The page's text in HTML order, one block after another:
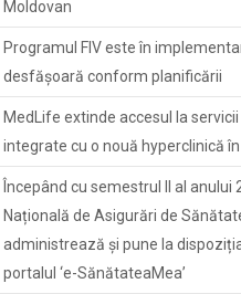
Moldovan
Programul FIV este în
desfășoară conform planificării
MedLife extinde accesul la
integrate cu o nouă hyperclinică
Începând cu semestrul II al anului
Națională de Asigurări de
administrează și pune la
portalul ‘e-SănătateaMea’